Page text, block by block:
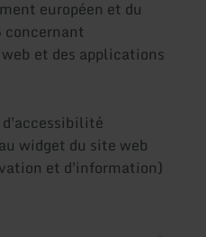
européen et du
concernant
et des applications
d'accessibilité
widget du site web
et d'information)